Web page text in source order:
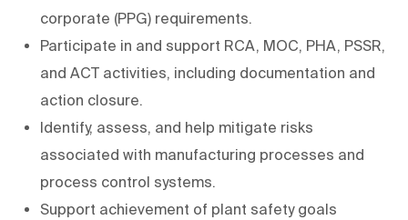
corporate (PPG) requirements.
Participate in and support RCA, MOC, PHA, PSSR,
and ACT activities, including documentation and
action closure.
Identify, assess, and help mitigate risks
associated with manufacturing processes and
process control systems.
Support achievement of plant safety goals